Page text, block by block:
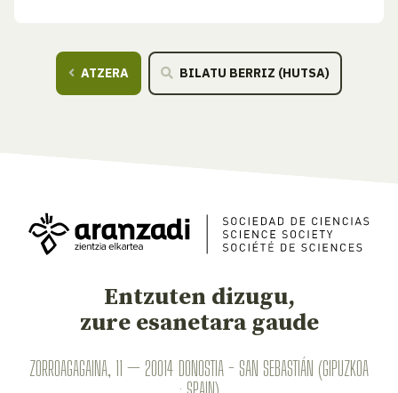
ATZERA BILATU BERRIZ (HUTSA)
Entzuten dizugu,
zure esanetara gaude
ZORROAGAGAINA, 11 — 20014 DONOSTIA - SAN SEBASTIÁN (GIPUZKOA